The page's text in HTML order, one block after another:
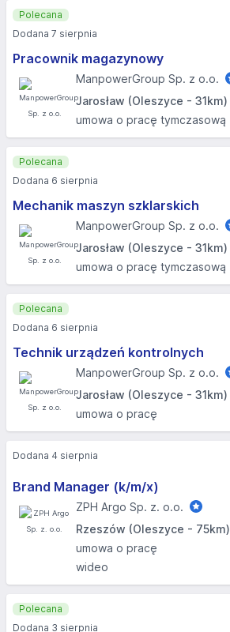
Pracownik magazynowy
ManpowerGroup Sp. z o.o.
Jarosław (Oleszyce - 31km)
umowa o pracę tymczasową
Polecana
Dodana 7 sierpnia
Mechanik maszyn szklarskich
ManpowerGroup Sp. z o.o.
Jarosław (Oleszyce - 31km)
umowa o pracę tymczasową
Polecana
Dodana 6 sierpnia
Technik urządzeń kontrolnych
ManpowerGroup Sp. z o.o.
Jarosław (Oleszyce - 31km)
umowa o pracę
Polecana
Dodana 6 sierpnia
Brand Manager (k/m/x)
ZPH Argo Sp. z. o.o.
Rzeszów (Oleszyce - 75km)
umowa o pracę
wideo
Dodana 4 sierpnia
Polecana
Dodana 3 sierpnia